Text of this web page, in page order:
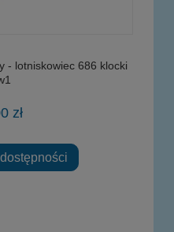
- lotniskowiec 686 klocki
zł